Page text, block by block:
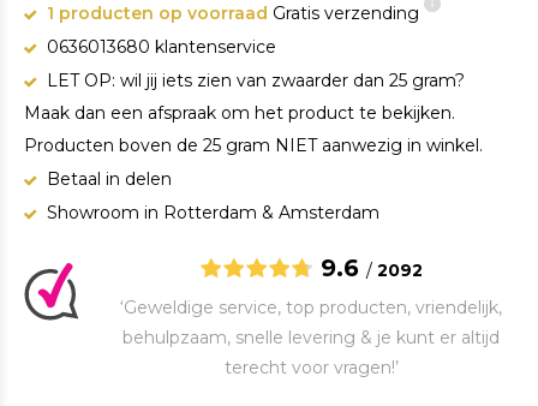
1 producten op voorraad Gratis verzending
0636013680 klantenservice
LET OP: wil jij iets zien van zwaarder dan 25 gram?
Maak dan een afspraak om het product te bekijken.
Producten boven de 25 gram NIET aanwezig in winkel.
Betaal in delen
Showroom in Rotterdam & Amsterdam
9.6 / 2092
‘Geweldige service, top producten, vriendelijk,
behulpzaam, snelle levering & je kunt er altijd
terecht voor vragen!’